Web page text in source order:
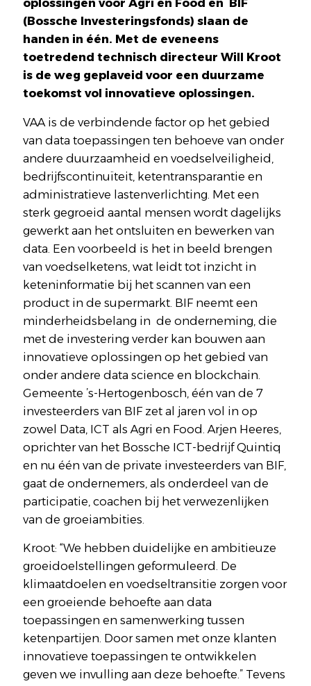
oplossingen voor Agri en Food en BIF
(Bossche Investeringsfonds) slaan de
handen in één. Met de eveneens
toetredend technisch directeur Will Kroot
is de weg geplaveid voor een duurzame
toekomst vol innovatieve oplossingen.
VAA is de verbindende factor op het gebied
van data toepassingen ten behoeve van onder
andere duurzaamheid en voedselveiligheid,
bedrijfscontinuïteit, ketentransparantie en
administratieve lastenverlichting. Met een
sterk gegroeid aantal mensen wordt dagelijks
gewerkt aan het ontsluiten en bewerken van
data. Een voorbeeld is het in beeld brengen
van voedselketens, wat leidt tot inzicht in
keteninformatie bij het scannen van een
product in de supermarkt. BIF neemt een
minderheidsbelang in de onderneming, die
met de investering verder kan bouwen aan
innovatieve oplossingen op het gebied van
onder andere data science en blockchain.
Gemeente ’s-Hertogenbosch, één van de 7
investeerders van BIF zet al jaren vol in op
zowel Data, ICT als Agri en Food. Arjen Heeres,
oprichter van het Bossche ICT-bedrijf Quintiq
en nu één van de private investeerders van BIF,
gaat de ondernemers, als onderdeel van de
participatie, coachen bij het verwezenlijken
van de groeiambities.
Kroot: “We hebben duidelijke en ambitieuze
groeidoelstellingen geformuleerd. De
klimaatdoelen en voedseltransitie zorgen voor
een groeiende behoefte aan data
toepassingen en samenwerking tussen
ketenpartijen. Door samen met onze klanten
innovatieve toepassingen te ontwikkelen
geven we invulling aan deze behoefte.” Tevens